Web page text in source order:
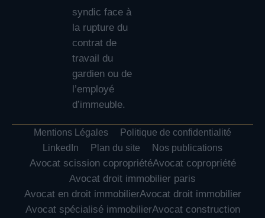
syndic face à
la rupture du
contrat de
travail du
gardien ou de
l’employé
d’immeuble.
Mentions Légales
Politique de confidentialité
LinkedIn
Plan du site Nos publications
Avocat scission copropriétéAvocat copropriété
Avocat droit immobilier paris
Avocat en droit immobilierAvocat droit immobilier
Avocat spécialisé immobilierAvocat construction